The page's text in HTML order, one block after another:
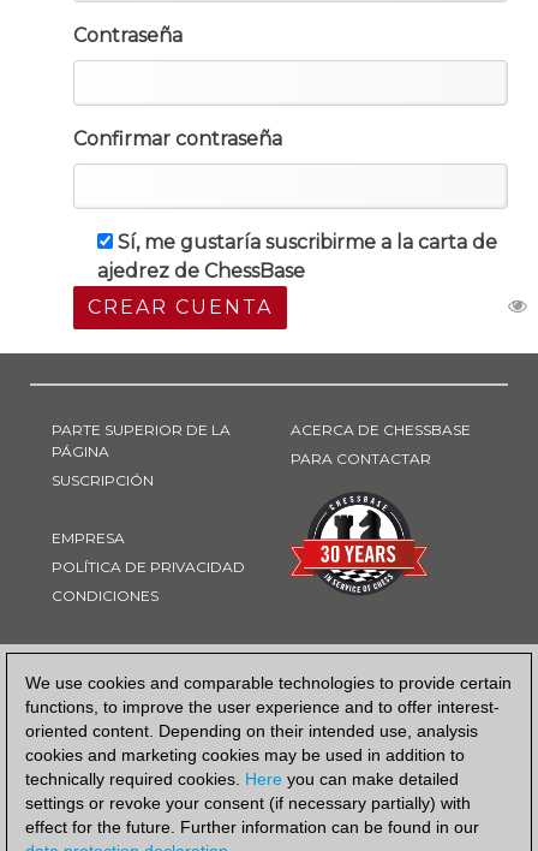
We use cookies and comparable technologies to provide certain
functions, to improve the user experience and to offer interest-
oriented content. Depending on their intended use, analysis
cookies and marketing cookies may be used in addition to
technically required cookies. Here you can make detailed
settings or revoke your consent (if necessary partially) with
effect for the future. Further information can be found in our
Contraseña
Confirmar contraseña
Sí, me gustaría suscribirme a la carta de
ajedrez de ChessBase
CREAR CUENTA
PARTE SUPERIOR DE LA
PÁGINA
SUSCRIPCIÓN
EMPRESA
POLÍTICA DE PRIVACIDAD
CONDICIONES
ACERCA DE CHESSBASE
PARA CONTACTAR
FORMA DE PAGO